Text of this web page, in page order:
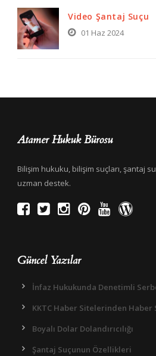
Video Şantaj Suçu
01 Haz 2024
Atamer Hukuk Bürosu
Bilişim hukuku, bilişim suçları, şantaj
uzman destek.
Güncel Yazılar
İnfaz Hukukunda Denetimli
KKTC Haber Sitelerinden Haber
Boyalı Dolar Dolandırıcılığı
Şantaj Suçunun Özellikleri